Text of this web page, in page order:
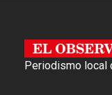
Periodismo local